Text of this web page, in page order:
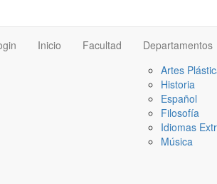
Inicio Facultad
Departamentos
Artes
Historia
Español
Filosofía
Idiomas
Música